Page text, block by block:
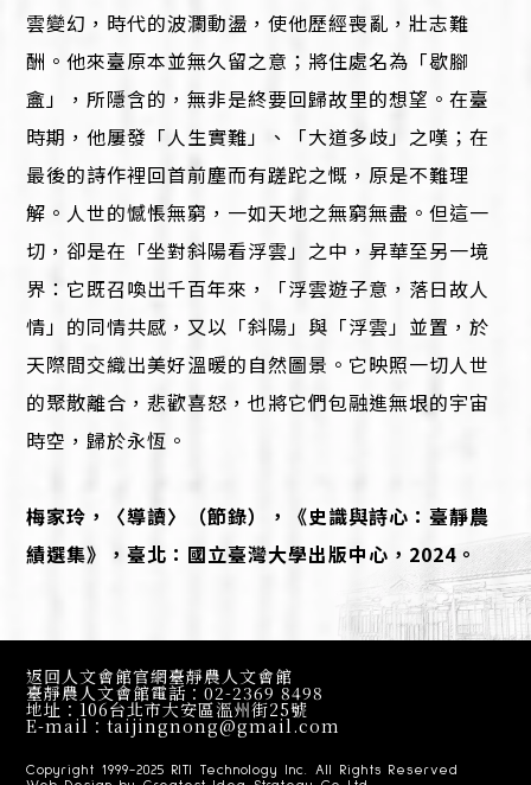
雲變幻，時代的波瀾動盪，使他歷經喪亂，壯志難
酬。他來臺原本並無久留之意；將住處名為「歇腳
盦」，所隱含的，無非是終要回歸故里的想望。在臺
時期，他屢發「人生實難」、「大道多歧」之嘆；在
最後的詩作裡回首前塵而有蹉跎之慨，原是不難理
解。人世的憾悵無窮，一如天地之無窮無盡。但這一
切，卻是在「坐對斜陽看浮雲」之中，昇華至另一境
界：它既召喚出千百年來，「浮雲遊子意，落日故人
情」的同情共感，又以「斜陽」與「浮雲」並置，於
天際間交織出美好溫暖的自然圖景。它映照一切人世
的聚散離合，悲歡喜怒，也將它們包融進無垠的宇宙
時空，歸於永恆。
梅家玲，〈導讀〉（節錄），《史識與詩心：臺靜農
績選集》，臺北：國立臺灣大學出版中心，2024。
返回人文會館官網臺靜農人文會館
臺靜農人文會館電話：02-2369 8498
地址： 106台北市大安區溫州街25號
E-mail：taijingnong@gmail.com
Copyright 1999-2025 RITI Technology Inc.
All Rights Reserved